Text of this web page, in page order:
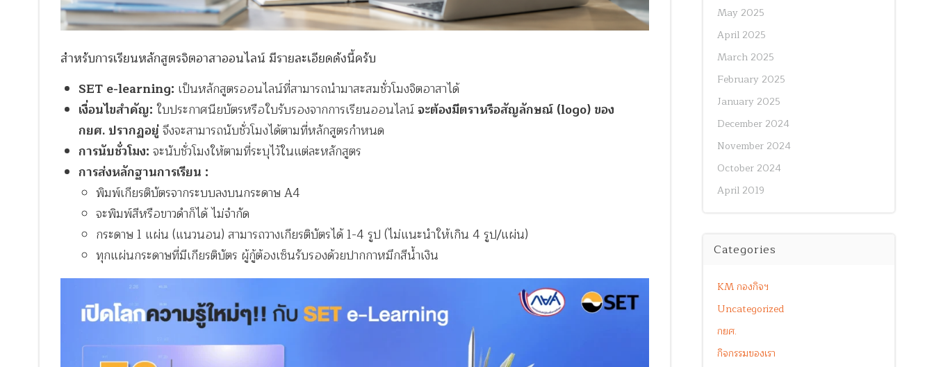
สำหรับการเรียนหลักสูตรจิตอาสาออนไลน์ มีรายละเอียดดังนี้ครับ
SET e-learning: เป็นหลักสูตรออนไลน์ที่สามารถนำมาสะสมชั่วโมงจิตอาสาได้
เงื่อนไขสำคัญ: ใบประกาศนียบัตรหรือใบรับรองจากการเรียนออนไลน์จะต้องมีตราหรือสัญลักษณ์ (logo) ของ
กยศ. ปรากฏอยู่จึงจะสามารถนับชั่วโมงได้ตามที่หลักสูตรกำหนด
การนับชั่วโมง: จะนับชั่วโมงให้ตามที่ระบุไว้ในแต่ละหลักสูตร
การส่งหลักฐานการเรียน :
พิมพ์เกียรติบัตรจากระบบลงบนกระดาษ A4
จะพิมพ์สีหรือขาวดำก็ได้ ไม่จำกัด
กระดาษ 1 แผ่น (แนวนอน) สามารถวางเกียรติบัตรได้ 1-4 รูป (ไม่แนะนำให้เกิน 4 รูป/แผ่น)
ทุกแผ่นกระดาษที่มีเกียรติบัตร ผู้กู้ต้องเซ็นรับรองด้วยปากกาหมึกสีน้ำเงิน
May 2025
April 2025
March 2025
February 2025
January 2025
December 2024
November 2024
October 2024
April 2019
Categories
KM กองกิจฯ
Uncategorized
กยศ.
กิจกรรมของเรา